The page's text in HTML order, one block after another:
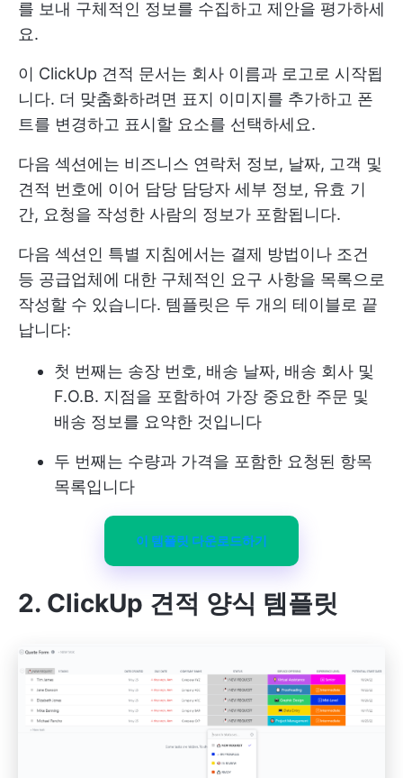
를 보내 구체적인 정보를 수집하고 제안을 평가하세
요.
이 ClickUp 견적 문서는 회사 이름과 로고로 시작됩
니다. 더 맞춤화하려면 표지 이미지를 추가하고 폰
트를 변경하고 표시할 요소를 선택하세요.
다음 섹션에는 비즈니스 연락처 정보, 날짜, 고객 및
견적 번호에 이어 담당 담당자 세부 정보, 유효 기
간, 요청을 작성한 사람의 정보가 포함됩니다.
다음 섹션인 특별 지침에서는 결제 방법이나 조건
등 공급업체에 대한 구체적인 요구 사항을 목록으로
작성할 수 있습니다. 템플릿은 두 개의 테이블로 끝
납니다:
첫 번째는 송장 번호, 배송 날짜, 배송 회사 및
F.O.B. 지점을 포함하여 가장 중요한 주문 및
배송 정보를 요약한 것입니다
두 번째는 수량과 가격을 포함한 요청된 항목
목록입니다
이 템플릿 다운로드하기
2. ClickUp 견적 양식 템플릿